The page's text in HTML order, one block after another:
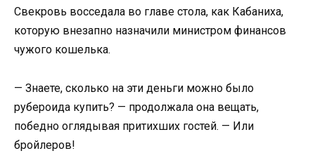
Свекровь восседала во главе стола, как Кабаниха,
которую внезапно назначили министром финансов
чужого кошелька.
— Знаете, сколько на эти деньги можно было
рубероида купить? — продолжала она вещать,
победно оглядывая притихших гостей. — Или
бройлеров!